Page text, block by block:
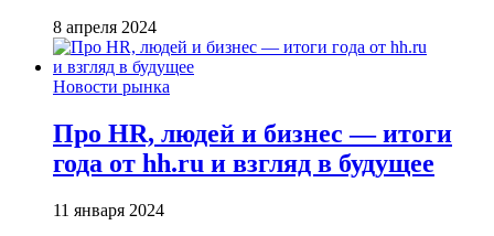
8 апреля 2024
Новости рынка
Про HR, людей и бизнес — итоги
года от hh.ru и взгляд в будущее
11 января 2024